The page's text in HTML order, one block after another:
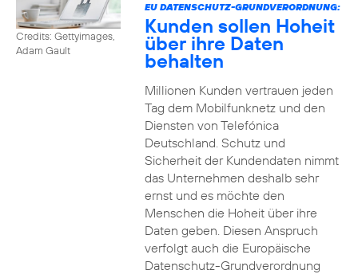
Credits: Gettyimages,
Adam Gault
EU DATENSCHUTZ-GRUNDVERORDNUNG:
Kunden sollen Hoheit
über ihre Daten
behalten
Millionen Kunden vertrauen jeden
Tag dem Mobilfunknetz und den
Diensten von Telefónica
Deutschland. Schutz und
Sicherheit der Kundendaten nimmt
das Unternehmen deshalb sehr
ernst und es möchte den
Menschen die Hoheit über ihre
Daten geben. Diesen Anspruch
verfolgt auch die Europäische
Datenschutz-Grundverordnung